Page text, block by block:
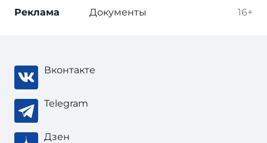
16+
Реклама Документы
Вконтакте
Telegram
Дзен